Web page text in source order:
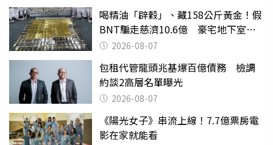
喝精油「辟穀」、藏158公斤黃金！假
BNT騙走慈濟10.6億 豪宅地下室竟
挖出乾鮑金庫
2026-08-07
包租代管龍頭兆基爆百億債務 檢調
約談2高層名單曝光
2026-08-07
《陽光女子》串流上線！7.7億票房電
影在家就能看